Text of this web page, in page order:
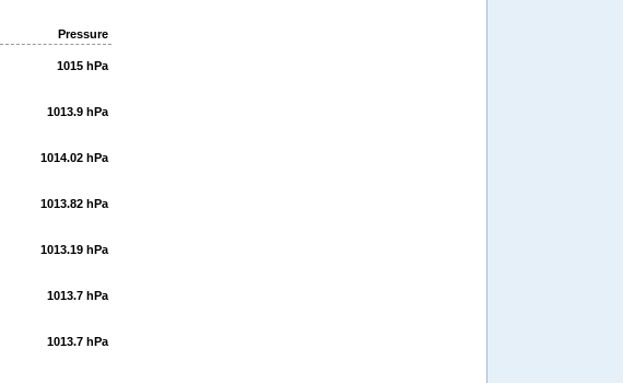
Pressure
1015 hPa
1013.9 hPa
1014.02 hPa
1013.82 hPa
1013.19 hPa
1013.7 hPa
1013.7 hPa